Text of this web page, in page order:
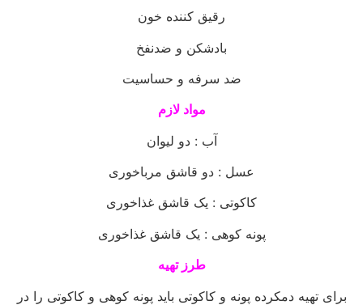
رقیق کننده خون
بادشکن و ضدنفخ
ضد سرفه و حساسیت
مواد لازم
آب : دو لیوان
عسل : دو قاشق مرباخوری
کاکوتی : یک قاشق غذاخوری
پونه کوهی : یک قاشق غذاخوری
طرز تهیه
برای تهیه دمکرده پونه و کاکوتی باید پونه کوهی و کاکوتی را در